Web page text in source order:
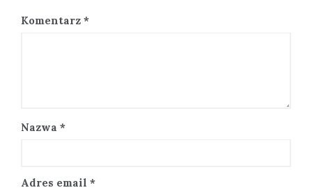
Komentarz *
Nazwa *
Adres email *